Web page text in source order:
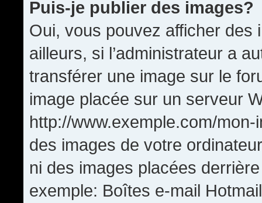
Puis-je publier des images?
Oui, vous pouvez afficher
ailleurs, si l’administrateur a
transférer une image sur le
image placée sur un serveur
http://www.exemple.com/
des images de votre
ni des images placées
exemple: Boîtes e-mail